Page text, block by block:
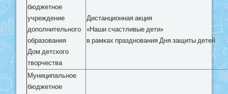
бюджетное
учреждение
дополнительного
образования
Дом детского
творчества
Дистанционная акция
«Наши счастливые дети»
в рамках празднования Дня защиты детей
Муниципальное
бюджетное